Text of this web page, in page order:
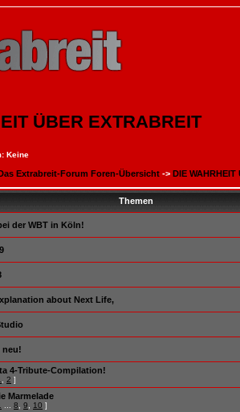
ÜBER EXTRABREIT
Keine
Extrabreit-Forum Foren-Übersicht -> DIE WAHRHEIT
Themen
der WBT in Köln!
about Next Life,
neu!
4-Tribute-Compilation!
2 ]
Marmelade
8 9 10 ]